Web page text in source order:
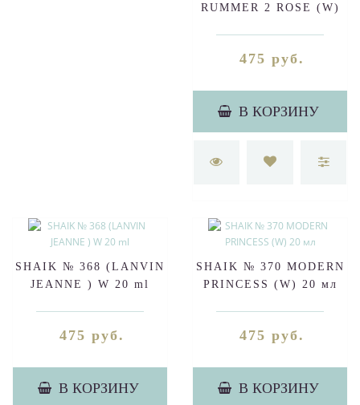
RUMMER 2 ROSE (W)
475 руб.
В КОРЗИНУ
SHAIK № 368 (LANVIN
JEANNE ) W 20 ml
475 руб.
В КОРЗИНУ
SHAIK № 370 MODERN
PRINCESS (W) 20 мл
475 руб.
В КОРЗИНУ